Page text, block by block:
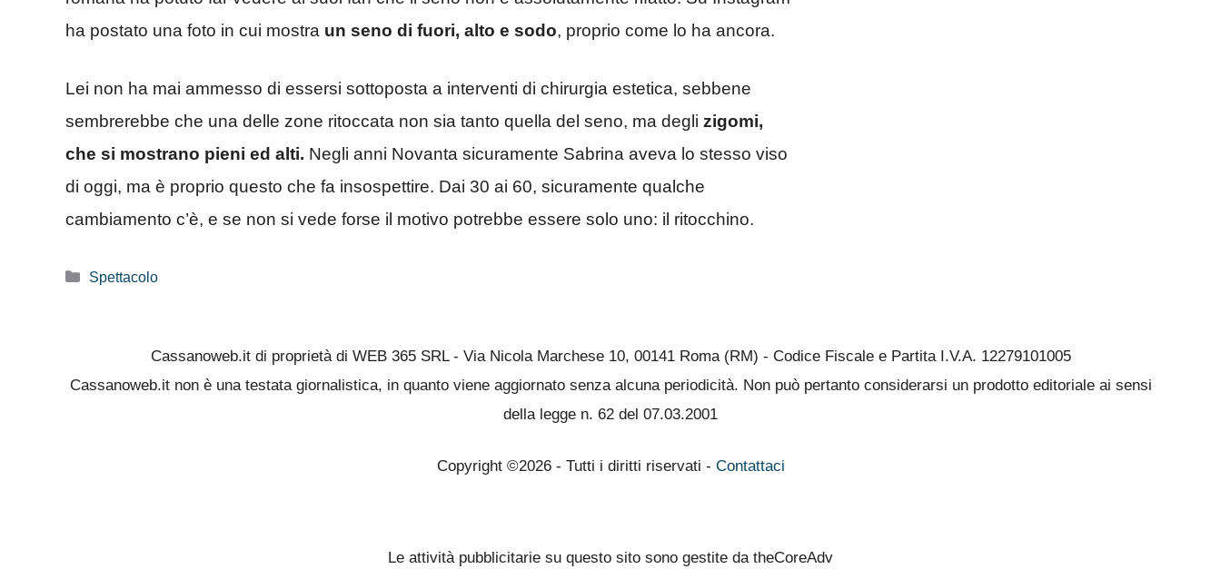
ha postato una foto in cui mostra un seno di fuori, alto e sodo, proprio come lo ha ancora.
Lei non ha mai ammesso di essersi sottoposta a interventi di chirurgia estetica, sebbene
sembrerebbe che una delle zone ritoccata non sia tanto quella del seno, ma degli zigomi,
che si mostrano pieni ed alti. Negli anni Novanta sicuramente Sabrina aveva lo stesso viso
di oggi, ma è proprio questo che fa insospettire. Dai 30 ai 60, sicuramente qualche
cambiamento c’è, e se non si vede forse il motivo potrebbe essere solo uno: il ritocchino.
Categorie
Spettacolo
Cassanoweb.it di proprietà di WEB 365 SRL - Via Nicola Marchese 10, 00141 Roma (RM) - Codice Fiscale e Partita I.V.A. 12279101005
Cassanoweb.it non è una testata giornalistica, in quanto viene aggiornato senza alcuna periodicità. Non può pertanto considerarsi un prodotto editoriale ai sensi
della legge n. 62 del 07.03.2001
Copyright ©2026 - Tutti i diritti riservati - Contattaci
Le attività pubblicitarie su questo sito sono gestite da theCoreAdv